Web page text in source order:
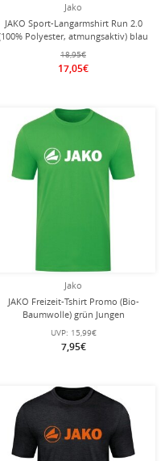
Jako
JAKO Sport-Langarmshirt Run 2.0
Polyester, atmungsaktiv) blau
Herren
18,95€
17,05€
Jako
JAKO Freizeit-Tshirt Promo (Bio-
Baumwolle) grün Jungen
UVP: 15,99€
7,95€